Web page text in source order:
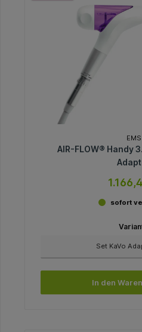
EMS
AIR-FLOW® Handy
sofort
In den